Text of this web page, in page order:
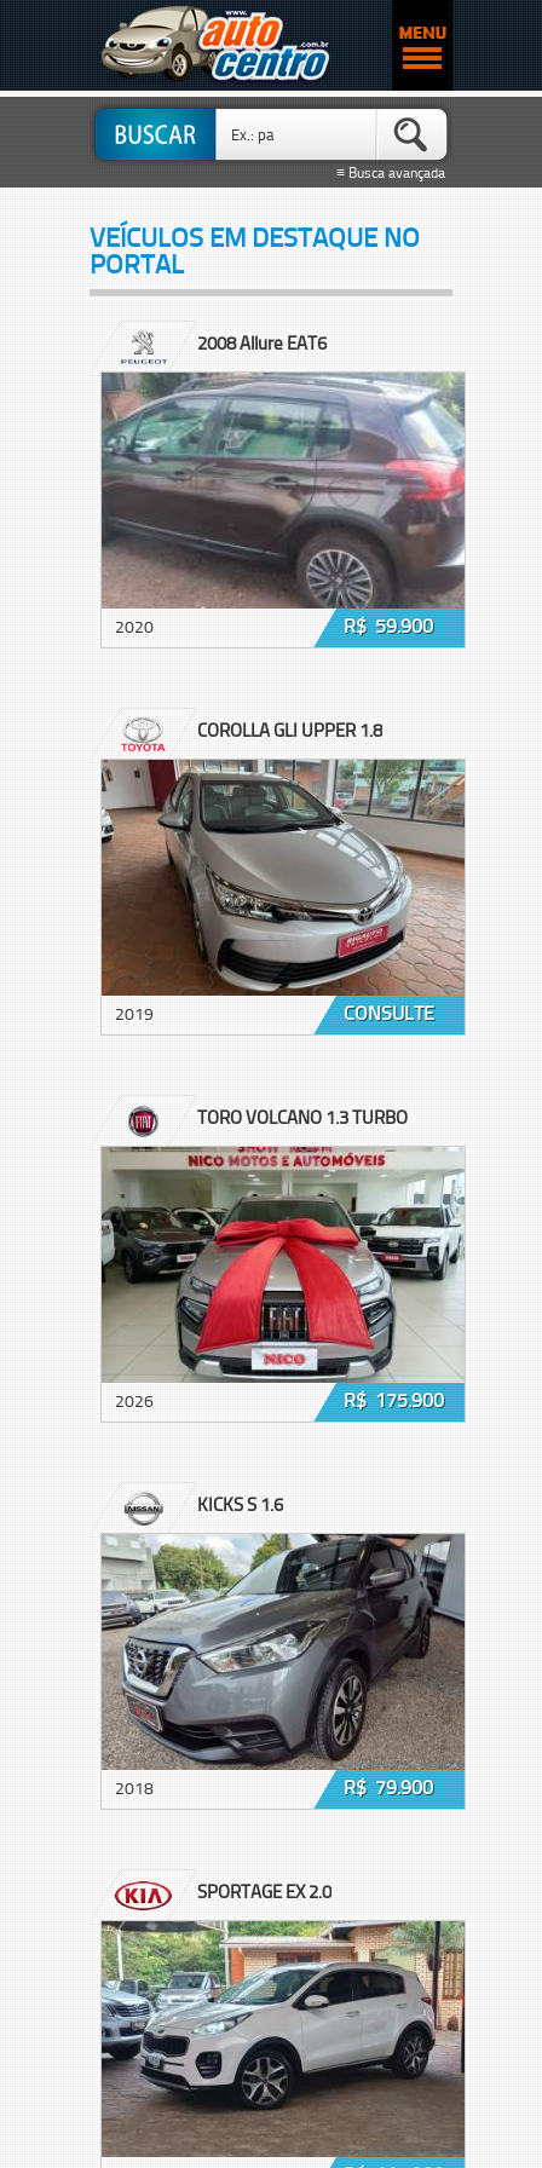
≡ Busca avançada
VEÍCULOS EM DESTAQUE NO
PORTAL
2008 Allure EAT6
2020 R$ 59.900
COROLLA GLI UPPER 1.8
2019 CONSULTE
TORO VOLCANO 1.3 TURBO
2026 R$ 175.900
KICKS S 1.6
2018 R$ 79.900
SPORTAGE EX 2.0